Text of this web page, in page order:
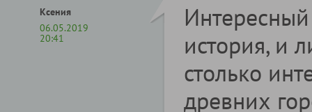
Ксения
06.05.2019
20:41
история, и
столько
древних